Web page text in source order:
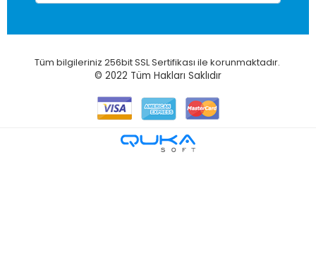
Tüm bilgileriniz 256bit SSL Sertifikası ile korunmaktadır.
© 2022 Tüm Hakları Saklıdır